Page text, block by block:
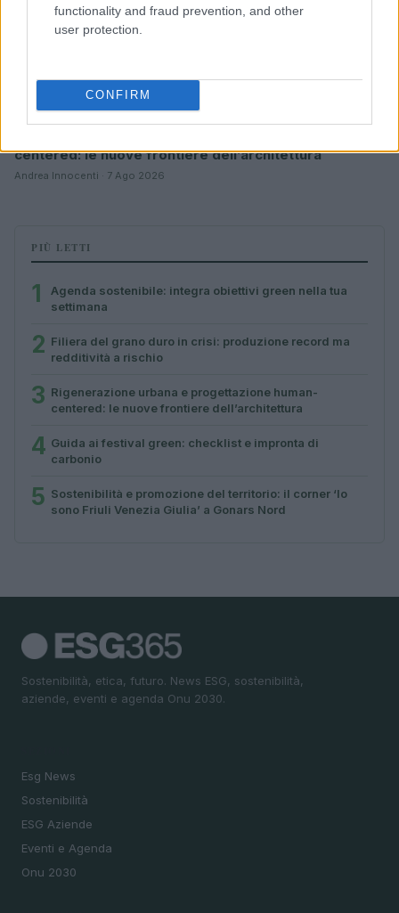
functionality and fraud prevention, and other
user protection.
CONFIRM
centered: le nuove frontiere dell’architettura
Andrea Innocenti · 7 Ago 2026
PIÙ LETTI
1
Agenda sostenibile: integra obiettivi green nella tua
settimana
2 Filiera del grano duro in crisi: produzione record ma
redditività a rischio
3 Rigenerazione urbana e progettazione human-
centered: le nuove frontiere dell’architettura
4 Guida ai festival green: checklist e impronta di
carbonio
5 Sostenibilità e promozione del territorio: il corner ‘Io
sono Friuli Venezia Giulia’ a Gonars Nord
Sostenibilità, etica, futuro. News ESG, sostenibilità,
aziende, eventi e agenda Onu 2030.
Esg News
Sostenibilità
ESG Aziende
Eventi e Agenda
Onu 2030